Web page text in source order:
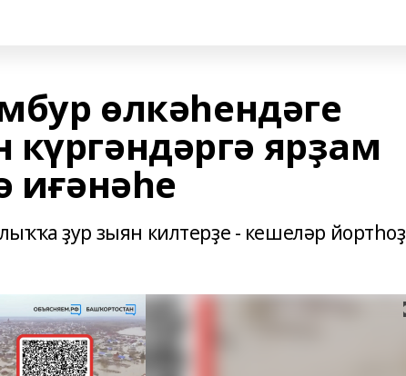
өлкәһендәге
ярҙам
иғәнәһе
ҙур зыян килтерҙе - кешеләр йортһоҙ